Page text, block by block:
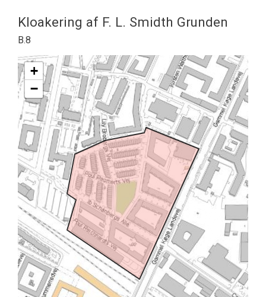
Kloakering af F. L. Smidth Grunden
B.8
+
−